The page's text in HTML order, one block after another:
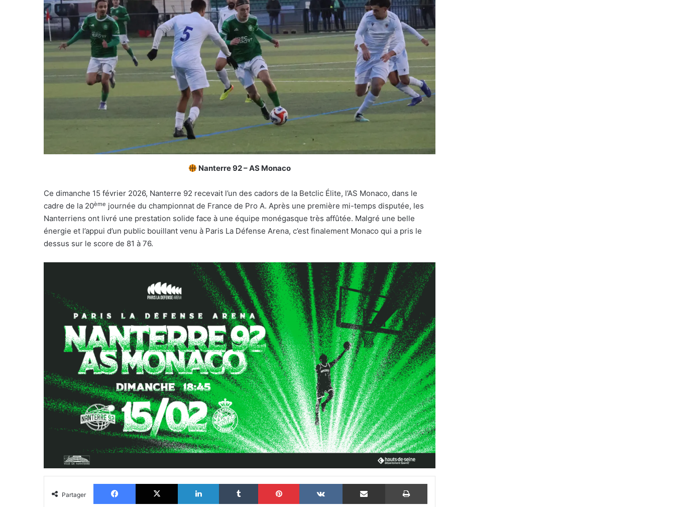
Nanterre 92 – AS Monaco
Ce dimanche 15 février 2026, Nanterre 92 recevait l’un des cadors de la Betclic Élite, l’AS Monaco, dans le
cadre de la 20ème journée du championnat de France de Pro A. Après une première mi-temps disputée, les
Nanterriens ont livré une prestation solide face à une équipe monégasque très affûtée. Malgré une belle
énergie et l’appui d’un public bouillant venu à Paris La Défense Arena, c’est finalement Monaco qui a pris le
dessus sur le score de 81 à 76.
Partager
Facebook X Linkedin Tumblr Pinterest VKontakte Partager par email Imprimer
USON Nevers Rugby – Un match
frustrant au Pré-Fleuri
Nanterre 92 s’impose sur le parquet de
USON Nevers Rugby : les temps forts de
2025